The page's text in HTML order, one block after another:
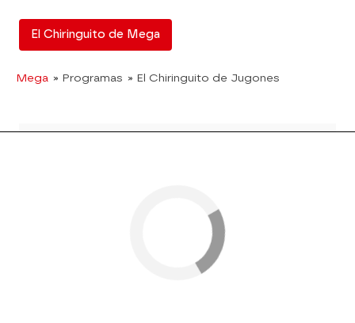
El Chiringuito de Mega
Mega » Programas » El Chiringuito de Jugones